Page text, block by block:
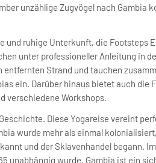
unzählige Zugvögel nach Gambia
und ruhige Unterkunft, die Footsteps
unter professioneller Anleitung in
entfernten Strand und tauchen
ein. Darüber hinaus bietet auch die
verschiedene Workshops.
Diese Yogareise vereint
wurde mehr als einmal
und der Sklavenhandel begann.
unabhängig wurde. Gambia ist ein